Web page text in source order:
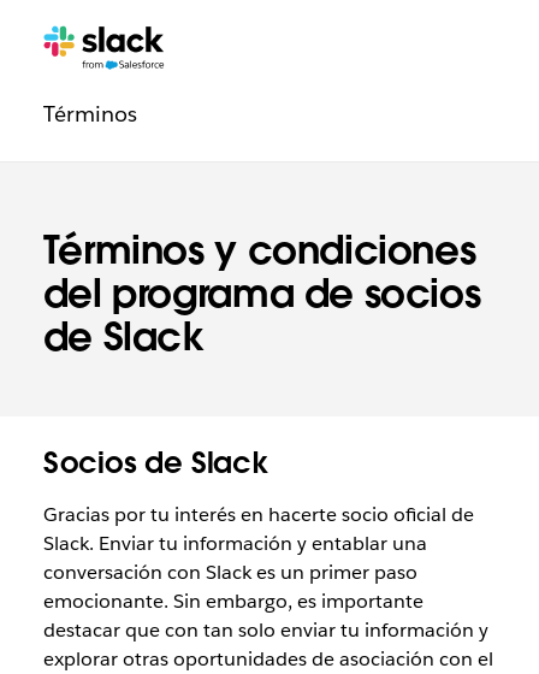
Términos y condiciones
del programa de socios
de Slack
Navegación
Legal
Páginas
Términosadicionales
Socios de Slack
Gracias por tu interés en hacerte socio oficial de
Slack. Enviar tu información y entablar una
conversación con Slack es un primer paso
emocionante. Sin embargo, es importante
destacar que con tan solo enviar tu información y
explorar otras oportunidades de asociación con el